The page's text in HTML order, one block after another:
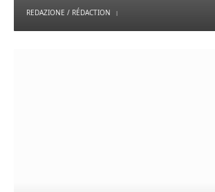
REDAZIONE / RÉDACTION